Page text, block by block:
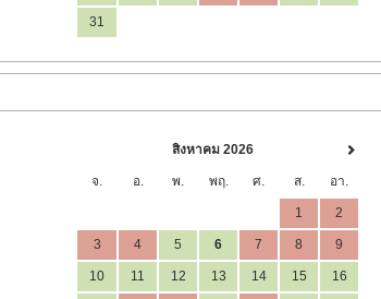
31
สิงหาคม 2026
จ. อ. พ. พฤ. ศ. ส. อา.
1 2
3 4 5 6 7 8 9
10 11 12 13 14 15 16